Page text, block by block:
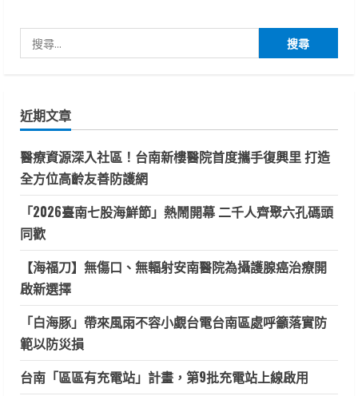
尋
字:
近期文章
醫療資源深入社區！台南新樓醫院首度攜手復興里 打造
全方位高齡友善防護網
「2026臺南七股海鮮節」熱鬧開幕 二千人齊聚六孔碼頭
同歡
【海福刀】無傷口、無輻射安南醫院為攝護腺癌治療開
啟新選擇
「白海豚」帶來風雨不容小覷台電台南區處呼籲落實防
範以防災損
台南「區區有充電站」計畫，第9批充電站上線啟用